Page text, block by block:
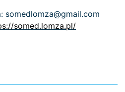
somedlomza@gmail.com
somed.lomza.pl/